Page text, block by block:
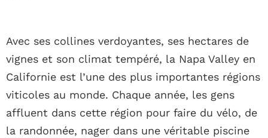
Avec ses collines verdoyantes, ses hectares de
vignes et son climat tempéré, la Napa Valley en
Californie est l’une des plus importantes régions
viticoles au monde. Chaque année, les gens
affluent dans cette région pour faire du vélo, de
la randonnée, nager dans une véritable piscine